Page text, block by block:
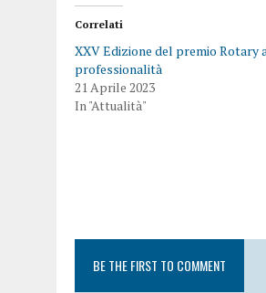
Correlati
XXV Edizione del premio Rotary
professionalità
21 Aprile 2023
In "Attualità"
BE THE FIRST TO COMMENT